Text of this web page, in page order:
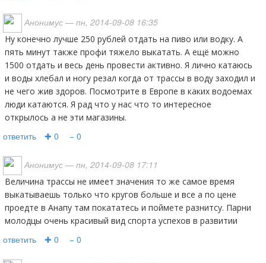
Анонимус — пн, 2014-09-08 16:35
Ну конечно лучше 250 рублей отдать на пиво или водку. А
пять минут также профи тяжело выкатать. А ещё можно
1500 отдать и весь день провести активно. Я лично катаюсь
и воды хлебал и ногу резал когда от трассы в воду заходил и
не чего жив здоров. Посмотрите в Европе в каких водоемах
люди катаются. Я рад что у нас что то интересное
открылось а не эти магазины.
ответить ✚ 0 − 0
Анонимус — пн, 2014-09-08 17:11
Величина трассы не имеет значения то же самое время
выкатываешь только что кругов больше и все а по цене
проедте в Анапу там покататесь и поймете разнитсу. Парни
молодцы очень красивый вид спорта успехов в развитии
ответить ✚ 0 − 0